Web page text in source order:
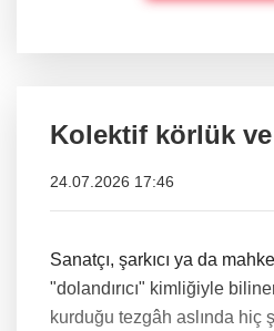
Kolektif körlük
24.07.2026 17:46
Sanatçı, şarkıcı ya da
"dolandırıcı" kimliğiyle
kurduğu tezgâh aslında hiç